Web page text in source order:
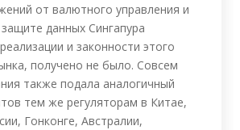
от валютного управления и
данных Сингапура
и законности этого
получено не было. Совсем
также подала аналогичный
тем же регуляторам в Китае,
Гонконге, Австралии,